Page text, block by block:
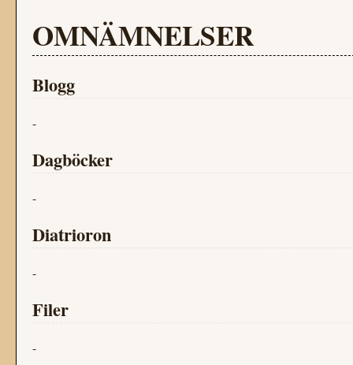
OMNÄMNELSER
Blogg
-
Dagböcker
-
Diatrioron
-
Filer
-